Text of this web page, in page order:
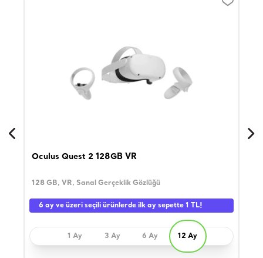
Oculus Quest 2 128GB VR
128 GB, VR, Sanal Gerçeklik Gözlüğü
6 ay ve üzeri seçili ürünlerde ilk ay sepette 1 TL!
1 Ay 3 Ay 6 Ay 12 Ay